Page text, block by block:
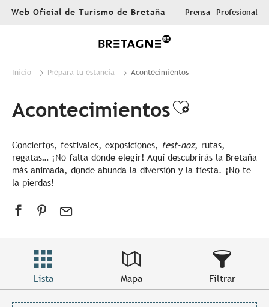
AllerWeb Oficial de Turismo de Bretaña Prensa Profesional
Inicio Prepara tu estancia Acontecimientos
AcontecimientosAjouter
Conciertos, festivales, exposiciones, fest-noz, rutas,
regatas… ¡No falta donde elegir! Aquí descubrirás la Bretaña
más animada, donde abunda la diversión y la fiesta. ¡No te
la pierdas!
Lista Mapa Filtrar